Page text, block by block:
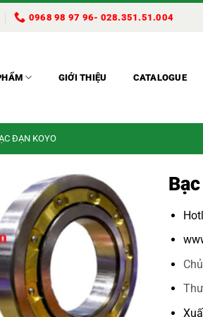
0968 98 97 96- 028.351.51.004
GIỚI THIỆU CATALOGUE
ĐẠN KOYO